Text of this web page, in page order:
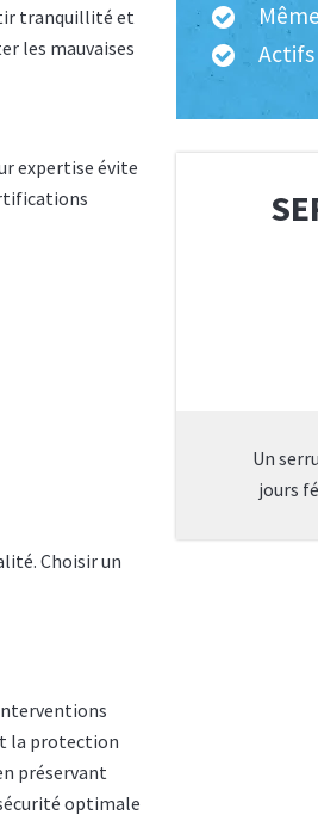
tranquillité et
les mauvaises
expertise évite
Choisir un
la protection
préservant
optimale
Un
jours